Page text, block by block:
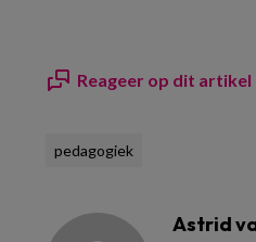
Reageer op dit artikel
pedagogiek
Astrid